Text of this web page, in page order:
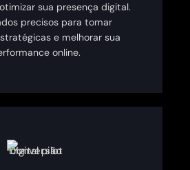
sua presença digital.
precisos para tomar
e melhorar sua
online.